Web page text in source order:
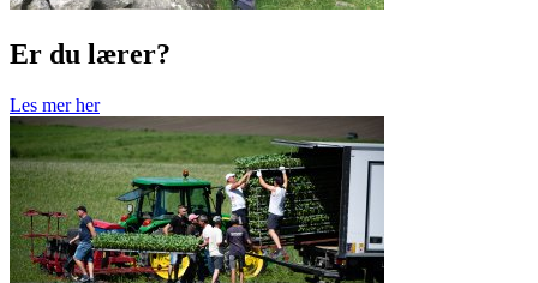
Er du lærer?
Les mer her